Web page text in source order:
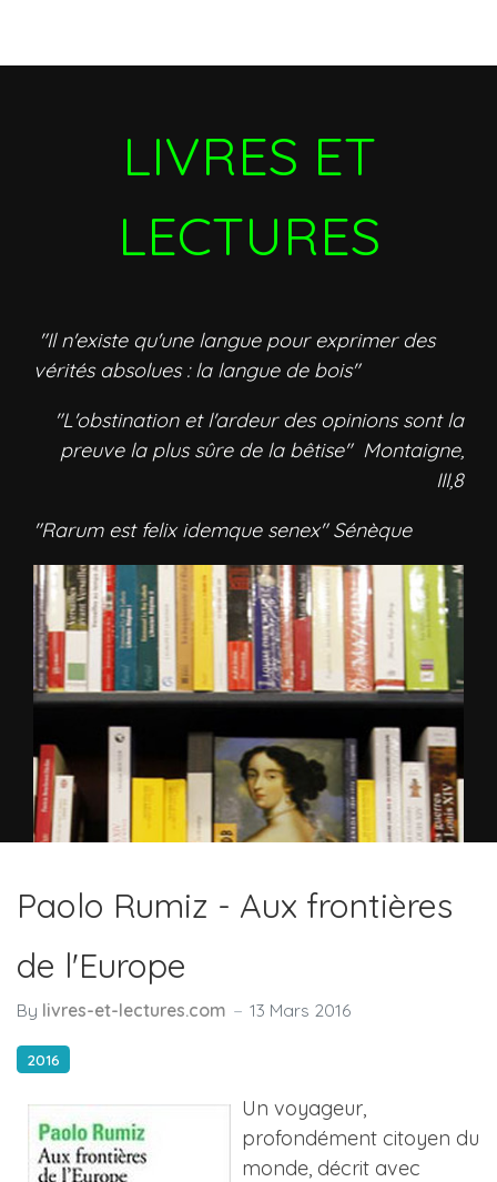
LIVRES ET
LECTURES
"Il n'existe qu'une langue pour exprimer des
vérités absolues : la langue de bois"
"L'obstination et l'ardeur des opinions sont la
preuve la plus sûre de la bêtise" Montaigne,
III,8
"Rarum est felix idemque senex" Sénèque
Paolo Rumiz - Aux frontières
de l'Europe
By livres-et-lectures.com 13 Mars 2016
2016
Un voyageur,
profondément citoyen du
monde, décrit avec